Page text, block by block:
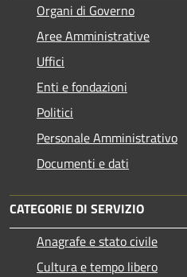
Organi di Governo
Aree Amministrative
Uffici
Enti e fondazioni
Politici
Personale Amministrativo
Documenti e dati
CATEGORIE DI SERVIZIO
Anagrafe e stato civile
Cultura e tempo libero